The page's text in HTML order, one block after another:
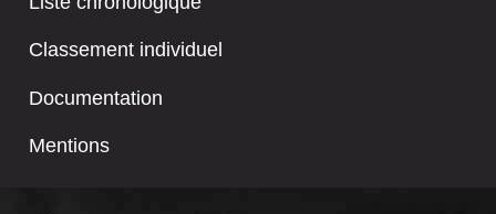
Classement individuel
Documentation
Mentions